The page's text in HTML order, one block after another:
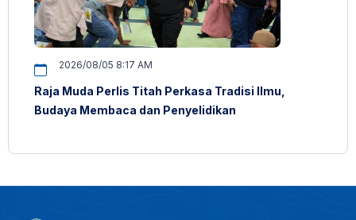
2026/08/05 8:17 AM
Raja Muda Perlis Titah Perkasa Tradisi Ilmu,
Budaya Membaca dan Penyelidikan